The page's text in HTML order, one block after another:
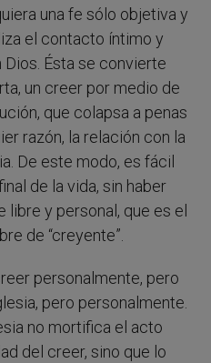
una fe sólo objetiva y
el contacto íntimo y
Dios. Ésta se convierte
un creer por medio de
que colapsa a penas
razón, la relación con la
De este modo, es fácil
de la vida, sin haber
libre y personal, que es el
de “creyente”.
personalmente, pero
pero personalmente.
no mortifica el acto
del creer, sino que lo